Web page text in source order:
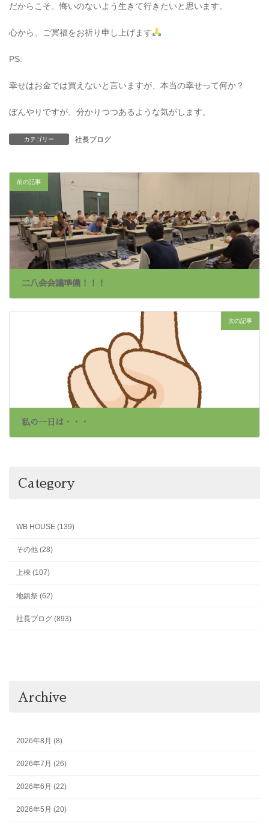
だからこそ、悔いのないよう生きて行きたいと思います。
心から、ご冥福をお祈り申し上げます
PS:
幸せはお金では買えないと言いますが、本当の幸せって何か？
ぼんやりですが、分かりつつあるような気がします。
カテゴリー 社長ブログ
前の記事
二八会会議準備！！！
次の記事
私の一日は・・・
Category
WB HOUSE (139)
その他 (28)
上棟 (107)
地鎮祭 (62)
社長ブログ (893)
Archive
2026年8月 (8)
2026年7月 (26)
2026年6月 (22)
2026年5月 (20)